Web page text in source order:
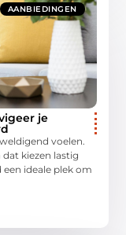
AANBIEDINGEN
je
voelen.
kiezen lastig
ideale plek om